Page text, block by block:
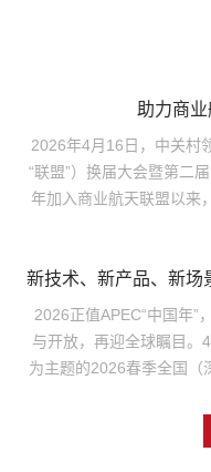
助力商
2026年4月16日，中关村
“联盟”）换届大会暨第二
年加入商业航天联盟以来
届理事会理事单位，公司
证书，此次入选理事单位
与品牌影响力再上新台
国内商业航天领域首家在
以在全国开展业务和吸
势力量。本次大会选举产
能。爱游戏·体育-爱游戏
2026正值APEC“中国年”
与开放，再迎全球瞩目。
为主题的2026春季全国（
小丹、副总经理吕鹏带
会，以科技实力为行业注